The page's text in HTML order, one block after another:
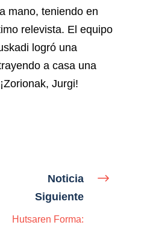
mano, teniendo en
relevista. El equipo
logró una
a casa una
¡Zorionak, Jurgi!
Noticia
Siguiente
Hutsaren Forma: